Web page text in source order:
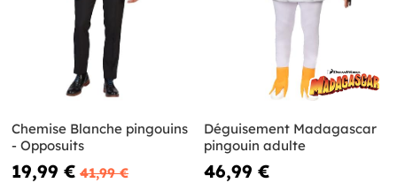
Chemise Blanche pingouins
- Opposuits
19,99 € 41,99 €
Déguisement Madagascar
pingouin adulte
46,99 €